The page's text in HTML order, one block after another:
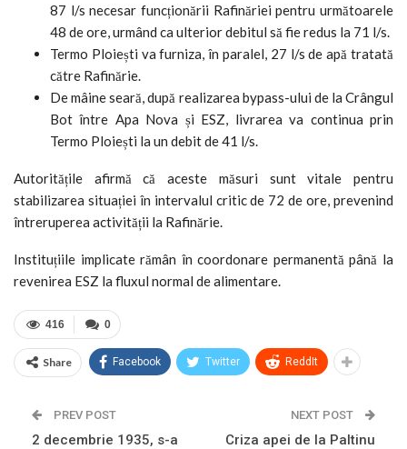
87 l/s necesar funcționării Rafinăriei pentru următoarele
48 de ore, urmând ca ulterior debitul să fie redus la 71 l/s.
Termo Ploiești va furniza, în paralel, 27 l/s de apă tratată
către Rafinărie.
De mâine seară, după realizarea bypass-ului de la Crângul
Bot între Apa Nova și ESZ, livrarea va continua prin
Termo Ploiești la un debit de 41 l/s.
Autoritățile afirmă că aceste măsuri sunt vitale pentru
stabilizarea situației în intervalul critic de 72 de ore, prevenind
întreruperea activității la Rafinărie.
Instituțiile implicate rămân în coordonare permanentă până la
revenirea ESZ la fluxul normal de alimentare.
0
416
Share Facebook Twitter ReddIt
PREV POST
2 decembrie 1935, s-a
NEXT POST
Criza apei de la Paltinu